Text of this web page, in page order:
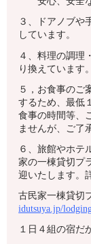
３、ドアノブや
しています。
４、料理の調理
り換えています。
５，お食事のご
するため、最低
食事の時間等、
ませんが、ご了
６、旅館やホテ
家の一棟貸切プ
迎いたします。
古民家一棟貸切
idutsuya.jp/
１日４組の宿だ